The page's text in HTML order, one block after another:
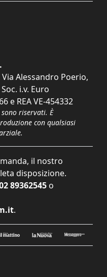
Alessandro Poerio,
i.v. Euro
e REA VE-454332
riservati. È
con qualsiasi
il nostro
disposizione.
89362545 o
.